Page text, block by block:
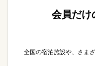
会員だけ
全国の宿泊施設や、さま